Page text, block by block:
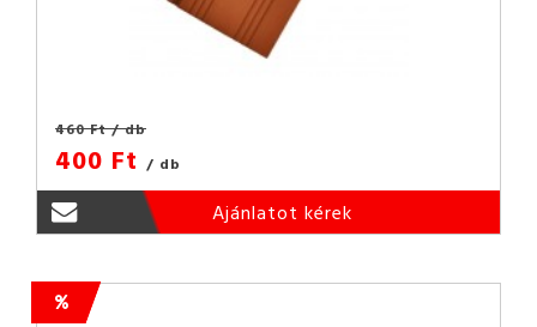
460 Ft/ db
400 Ft / db
Ajánlatot kérek